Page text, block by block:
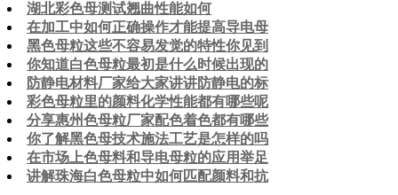
湖北彩色母测试翘曲性能如何
在加工中如何正确操作才能提高导电母
黑色母粒这些不容易发觉的特性你见到
你知道白色母粒最初是什么时候出现的
防静电材料厂家给大家讲讲防静电的标
彩色母粒里的颜料化学性能都有哪些呢
分享惠州色母粒厂家配色着色都有哪些
你了解黑色母技术施法工艺是怎样的吗
在市场上色母料和导电母粒的应用举足
讲解珠海白色母粒中如何匹配颜料和抗